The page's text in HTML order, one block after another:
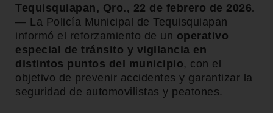
Tequisquiapan, Qro., 22 de febrero de 2026.
— La Policía Municipal de Tequisquiapan
informó el reforzamiento de un operativo
especial de tránsito y vigilancia en
distintos puntos del municipio, con el
objetivo de prevenir accidentes y garantizar la
seguridad de automovilistas y peatones.